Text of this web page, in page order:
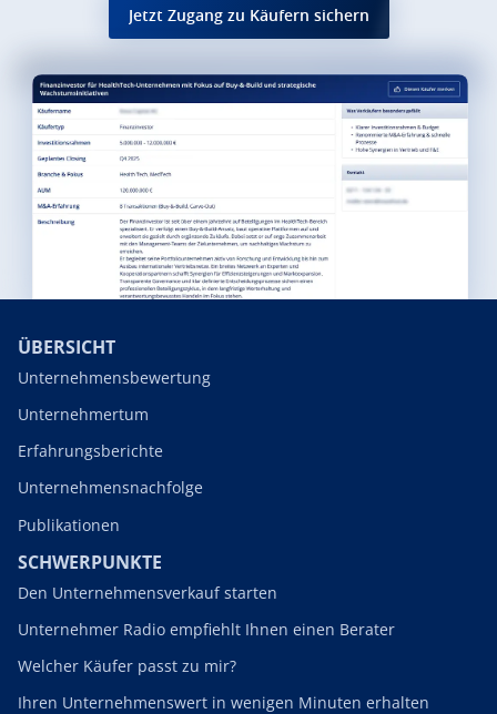
Jetzt Zugang zu Käufern sichern
ÜBERSICHT
Unternehmensbewertung
Unternehmertum
Erfahrungsberichte
Unternehmensnachfolge
Publikationen
SCHWERPUNKTE
Den Unternehmensverkauf starten
Unternehmer Radio empfiehlt Ihnen einen Berater
Welcher Käufer passt zu mir?
Ihren Unternehmenswert in wenigen Minuten erhalten